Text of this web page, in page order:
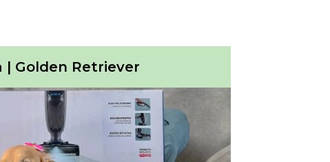
| Golden Retriever